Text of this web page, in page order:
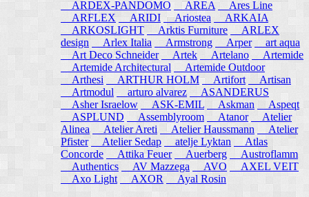
ARDEX-PANDOMO
AREA
Ares Line
ARFLEX
ARIDI Ariostea
ARKAIA
ARKOSLIGHT
Arktis Furniture
ARLEX
design
Arlex Italia Armstrong Arper
art aqua
Art Deco Schneider
Artek Artelano
Artemide
Artemide Architectural
Artemide Outdoor
Arthesi
ARTHUR HOLM Artifort
Artisan
Artmodul
arturo alvarez
ASANDERUS
Asher Israelow
ASK-EMIL Askman
Aspeqt
ASPLUND
Assemblyroom Atanor
Atelier
Alinea
Atelier Areti Atelier Haussmann
Atelier
Pfister
Atelier Sedap atelje Lyktan
Atlas
Concorde
Attika Feuer Auerberg
Austroflamm
Authentics
AV Mazzega AVO
AXEL VEIT
Axo Light
AXOR Ayal Rosin